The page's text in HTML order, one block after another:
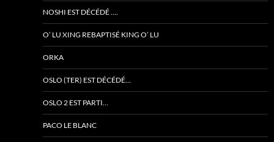
NOSHI EST DÉCÉDÉ ….
O’ LU XING REBAPTISÉ KING O’ LU
ORKA
OSLO (TER) EST DÉCÉDÉ…
OSLO 2 EST PARTI…
PACO LE BLANC